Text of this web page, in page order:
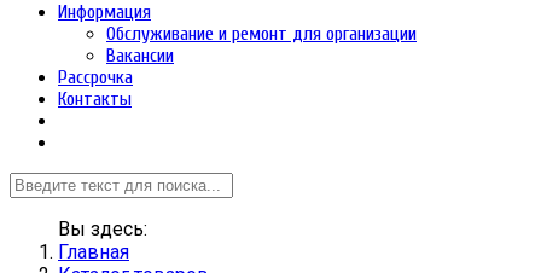
Информация
Обслуживание и ремонт для организации
Вакансии
Рассрочка
Контакты
Вы здесь:
Главная